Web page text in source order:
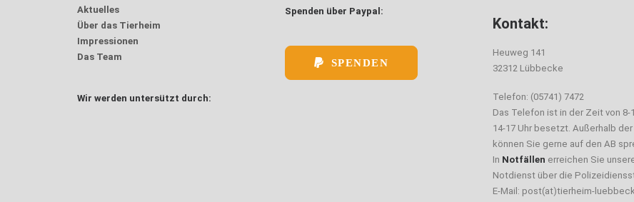
Aktuelles
Über das Tierheim
Impressionen
Das Team
Wir werden untersützt durch:
Spenden über Paypal:
SPENDEN
Kontakt:
Heuweg 141
32312 Lübbecke
Telefon: (05741) 7472
Das Telefon ist in der Zeit von 8-
14-17 Uhr besetzt. Außerhalb
können Sie gerne auf den AB
In Notfällen erreichen Sie
Notdienst über die
E-Mail: post(at)tierheim-